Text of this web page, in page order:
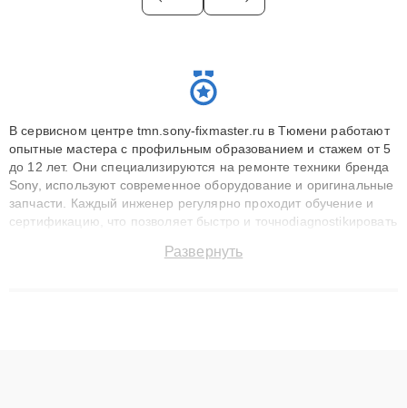
В сервисном центре tmn.sony-fixmaster.ru в Тюмени работают
опытные мастера с профильным образованием и стажем от 5
до 12 лет. Они специализируются на ремонте техники бренда
Sony, используют современное оборудование и оригинальные
запчасти. Каждый инженер регулярно проходит обучение и
сертификацию, что позволяет быстро и точноdiagnostikировать
до 3 лет. Наши мастера решают сложные случаи: от замены
Развернуть